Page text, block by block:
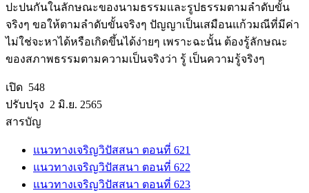
ปะปนกันในลักษณะของนามธรรมและรูปธรรมตามลำดับขั้น
จริงๆ ขอให้ตามลำดับขั้นจริงๆ ปัญญาเป็นเสมือนแก้วมณีที่มีค่า
ไม่ใช่จะหาได้หรือเกิดขึ้นได้ง่ายๆ เพราะฉะนั้น ต้องรู้ลักษณะ
ของสภาพธรรมตามความเป็นจริงว่า รู้ เป็นความรู้จริงๆ
เปิด 548
ปรับปรุง 2 มิ.ย. 2565
สารบัญ
แนวทางเจริญวิปัสสนา ตอนที่ 621
แนวทางเจริญวิปัสสนา ตอนที่ 622
แนวทางเจริญวิปัสสนา ตอนที่ 623